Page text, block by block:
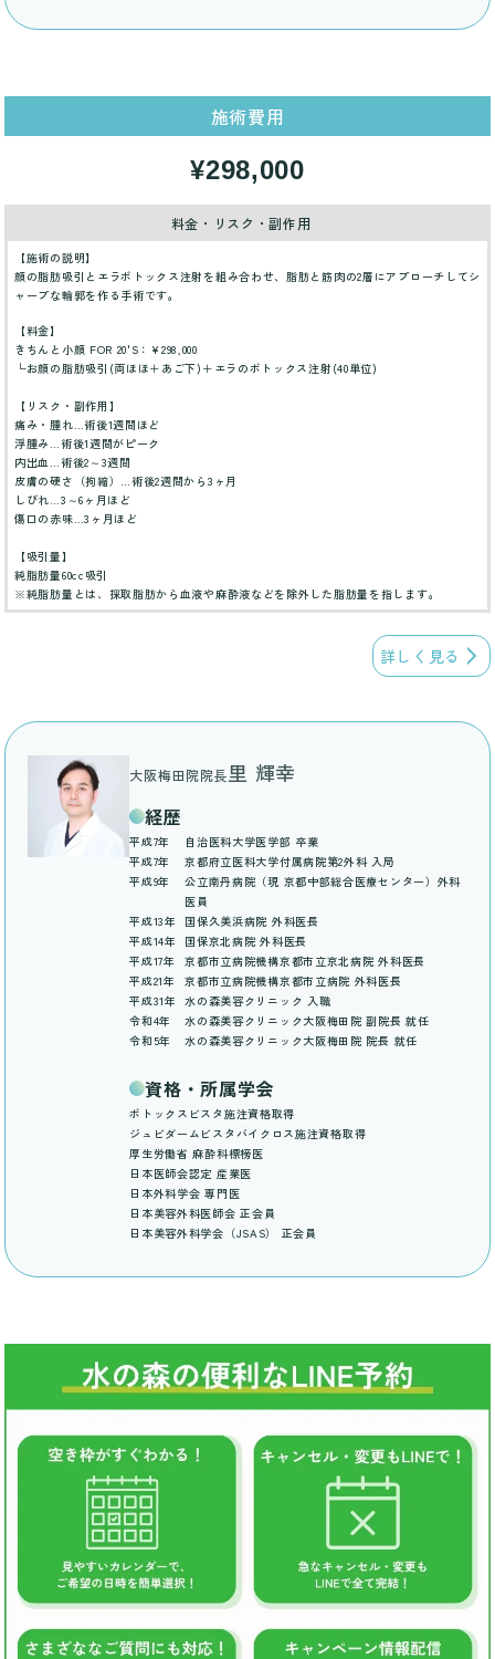
施術費用
¥298,000
料金・リスク・副作用
【施術の説明】
顔の脂肪吸引とエラボトックス注射を組み合わせ、脂肪と筋肉の2層にアプローチしてシ
ャープな輪郭を作る手術です。
【料金】
きちんと小顔 FOR 20'S：¥298,000
└お顔の脂肪吸引(両ほほ＋あご下)＋エラのボトックス注射(40単位)
【リスク・副作用】
痛み・腫れ…術後1週間ほど
浮腫み…術後1週間がピーク
内出血…術後2～3週間
皮膚の硬さ（拘縮）…術後2週間から3ヶ月
しびれ…3～6ヶ月ほど
傷口の赤味…3ヶ月ほど
【吸引量】
純脂肪量60cc吸引
※純脂肪量とは、採取脂肪から血液や麻酔液などを除外した脂肪量を指します。
詳しく見る
大阪梅田院院長里 輝幸
経歴
平成7年
自治医科大学医学部 卒業
平成7年
京都府立医科大学付属病院第2外科 入局
平成9年
公立南丹病院（現 京都中部総合医療センター）外科
医員
平成13年
国保久美浜病院 外科医長
平成14年
国保京北病院 外科医長
平成17年
京都市立病院機構京都市立京北病院 外科医長
平成21年
京都市立病院機構京都市立病院 外科医長
平成31年
水の森美容クリニック 入職
令和4年
水の森美容クリニック大阪梅田院 副院長 就任
令和5年
水の森美容クリニック大阪梅田院 院長 就任
資格・所属学会
ボトックスビスタ施注資格取得
ジュビダームビスタバイクロス施注資格取得
厚生労働省 麻酔科標榜医
日本医師会認定 産業医
日本外科学会 専門医
日本美容外科医師会 正会員
日本美容外科学会（JSAS） 正会員